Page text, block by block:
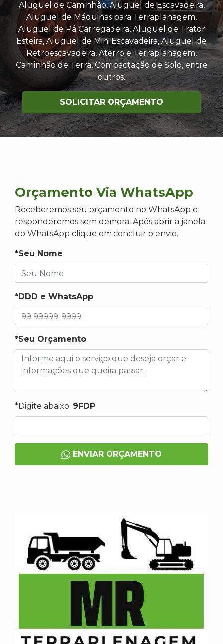
Aluguel de Caminhão, Aluguel de Escavadeira,
Aluguel de Máquinas para Terraplanagem,
Aluguel de Pá Carregadeira, Aluguel de Trator
Esteira, Aluguel de Mini Escavadeira, Aluguel de
Retroescavadeira, Aterro e Terraplanagem,
Caminhão de Terra, Compactação de Solo, entre
outros.
SOLICITAR ORÇAMENTO
Orçamento Via WhatsApp
Receberemos seu orçamento no WhatsApp e
responderemos sem demora. Após abrir a janela
do WhatsApp clique em concluir o envio.
*Seu Nome
*DDD e WhatsApp
*Seu Orçamento
*Digite abaixo: 9FDP
ENVIAR ORÇAMENTO